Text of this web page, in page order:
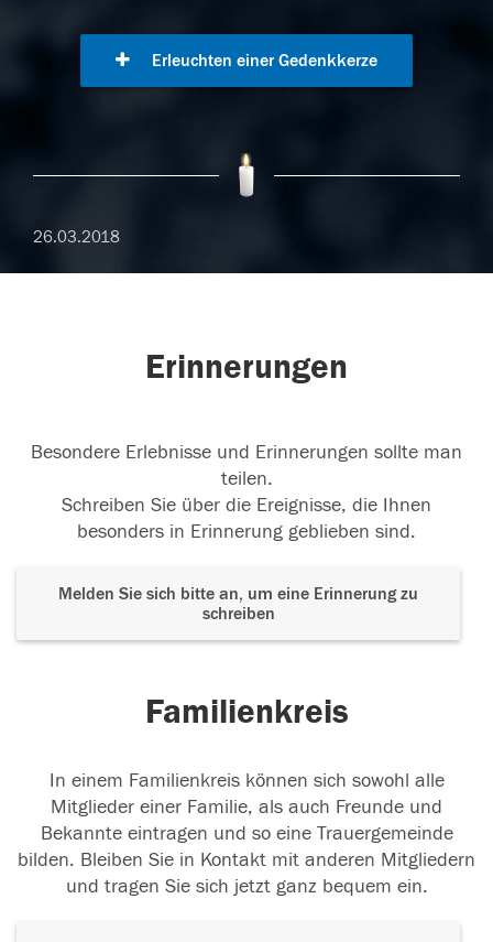
Erleuchten einer Gedenkkerze
26.03.2018
Erinnerungen
Besondere Erlebnisse und Erinnerungen sollte man
teilen.
Schreiben Sie über die Ereignisse, die Ihnen
besonders in Erinnerung geblieben sind.
Melden Sie sich bitte an, um eine Erinnerung zu
schreiben
Familienkreis
In einem Familienkreis können sich sowohl alle
Mitglieder einer Familie, als auch Freunde und
Bekannte eintragen und so eine Trauergemeinde
bilden. Bleiben Sie in Kontakt mit anderen Mitgliedern
und tragen Sie sich jetzt ganz bequem ein.